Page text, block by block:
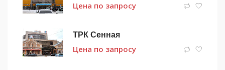
Цена по запросу
ТРК Сенная
Цена по запросу